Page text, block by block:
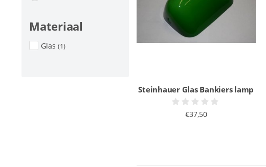
Materiaal
Glas (1)
Steinhauer Glas Bankiers lamp
€37,50